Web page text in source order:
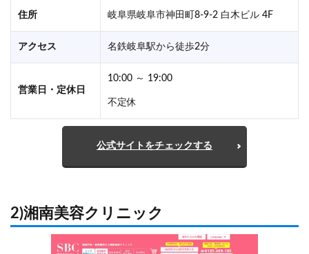
住所 岐阜県岐阜市神田町8-9-2 白木ビル 4F
アクセス 名鉄岐阜駅から徒歩2分
営業日・定休日
10:00 ～ 19:00
不定休
公式サイトをチェックする
2)湘南美容クリニック